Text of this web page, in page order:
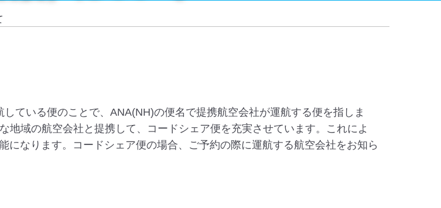
ている便のことで、ANA(NH)の便名で提携航空会社が運航する便を指しま
域の航空会社と提携して、コードシェア便を充実させています。これによ
になります。コードシェア便の場合、ご予約の際に運航する航空会社をお知ら